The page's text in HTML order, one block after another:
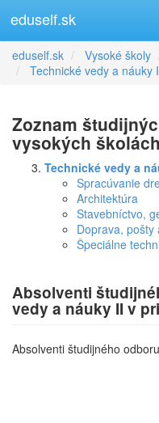
eduself.sk
eduself.sk Vysoké školy
Technické vedy a náuky
Zoznam
vysokých školách
Technické vedy a
Spracúvanie
Architektúra
Stavebníctvo,
Doprava, pošty
Špeciálne
Absolventi
vedy a náuky II v
Absolventi študijného